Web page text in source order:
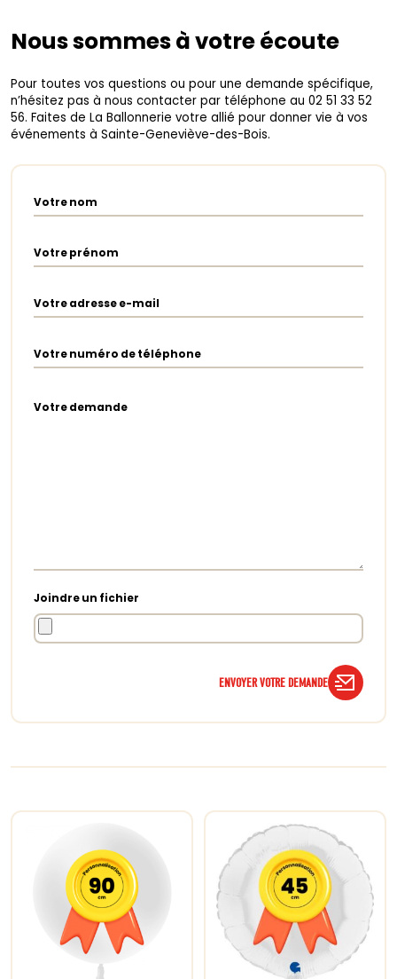
Nous sommes à votre écoute
Pour toutes vos questions ou pour une demande spécifique,
n’hésitez pas à nous contacter par téléphone au 02 51 33 52
56. Faites de La Ballonnerie votre allié pour donner vie à vos
événements à Sainte-Geneviève-des-Bois.
Votre nom
Votre prénom
Votre adresse e-mail
Votre numéro de téléphone
Votre demande
Joindre un fichier
ENVOYER VOTRE DEMANDE